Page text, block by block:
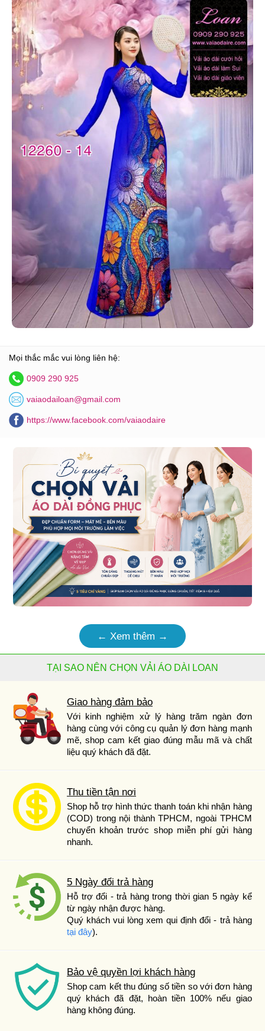
Mọi thắc mắc vui lòng liên hệ:
0909 290 925
vaiaodailoan@gmail.com
https://www.facebook.com/vaiaodaire
← Xem thêm →
TẠI SAO NÊN CHỌN VẢI ÁO DÀI LOAN
Giao hàng đảm bảo
Với kinh nghiệm xử lý hàng trăm ngàn đơn
hàng cùng với công cụ quản lý đơn hàng mạnh
mẽ, shop cam kết giao đúng mẫu mã và chất
liệu quý khách đã đặt.
Thu tiền tận nơi
Shop hỗ trợ hình thức thanh toán khi nhận hàng
(COD) trong nội thành TPHCM, ngoài TPHCM
chuyển khoản trước shop miễn phí gửi hàng
nhanh.
5 Ngày đổi trả hàng
Hỗ trợ đổi - trả hàng trong thời gian 5 ngày kể
từ ngày nhận được hàng.
Quý khách vui lòng xem qui định đổi - trả hàng
tại đây).
Bảo vệ quyền lợi khách hàng
Shop cam kết thu đúng số tiền so với đơn hàng
quý khách đã đặt, hoàn tiền 100% nếu giao
hàng không đúng.